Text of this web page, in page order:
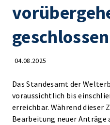
geschlossen
04.08.2025
Das Standesamt der
voraussichtlich bis
erreichbar. Während dieser
Bearbeitung neuer Anträge